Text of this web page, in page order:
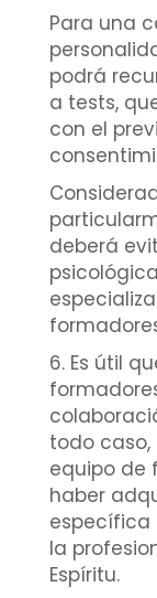
Para una
podrá
a tests,
con el
deberá
6. Es útil
todo
equipo de
haber
específica
la
Espíritu.